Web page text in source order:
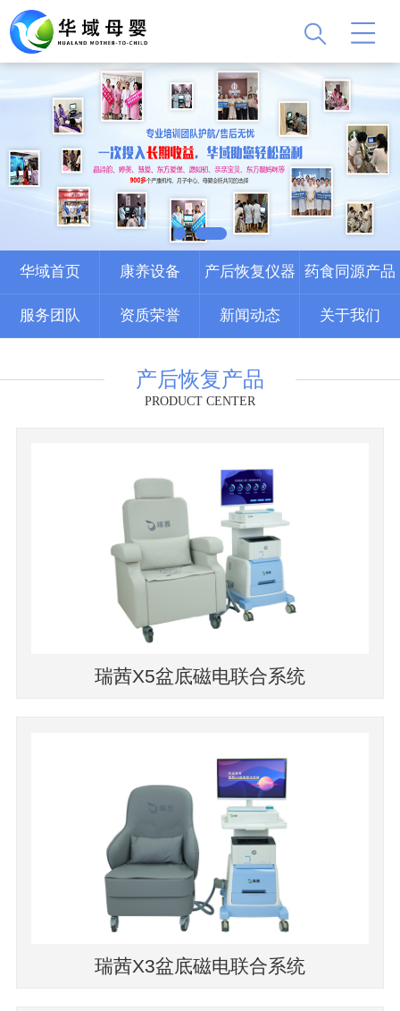
华域首页 康养设备 产后恢复仪器 药食同源产品
服务团队 资质荣誉 新闻动态 关于我们
产后恢复产品
PRODUCT CENTER
瑞茜X5盆底磁电联合系统
瑞茜X3盆底磁电联合系统